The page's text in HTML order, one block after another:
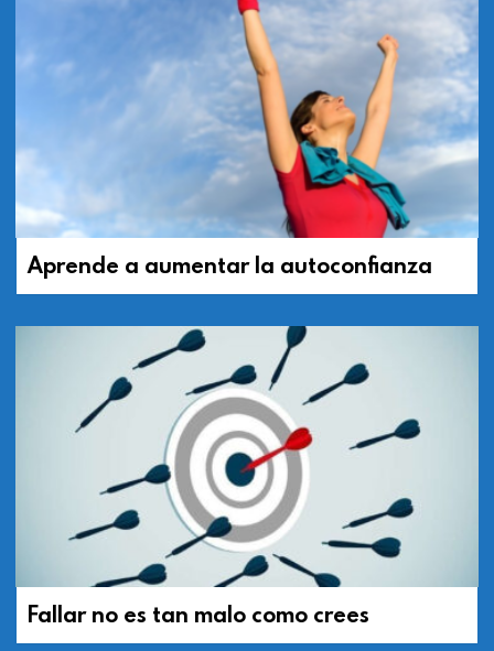
Aprende a aumentar la autoconfianza
Fallar no es tan malo como crees